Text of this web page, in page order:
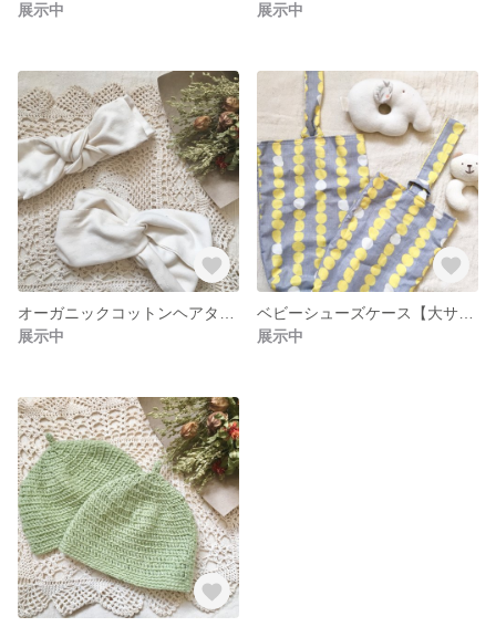
展示中 展示中
展示中
展示中